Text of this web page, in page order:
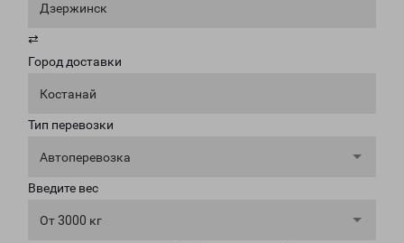
Дзержинск
⇄
Город доставки
Костанай
Тип перевозки
Автоперевозка
Введите вес
От 3000 кг